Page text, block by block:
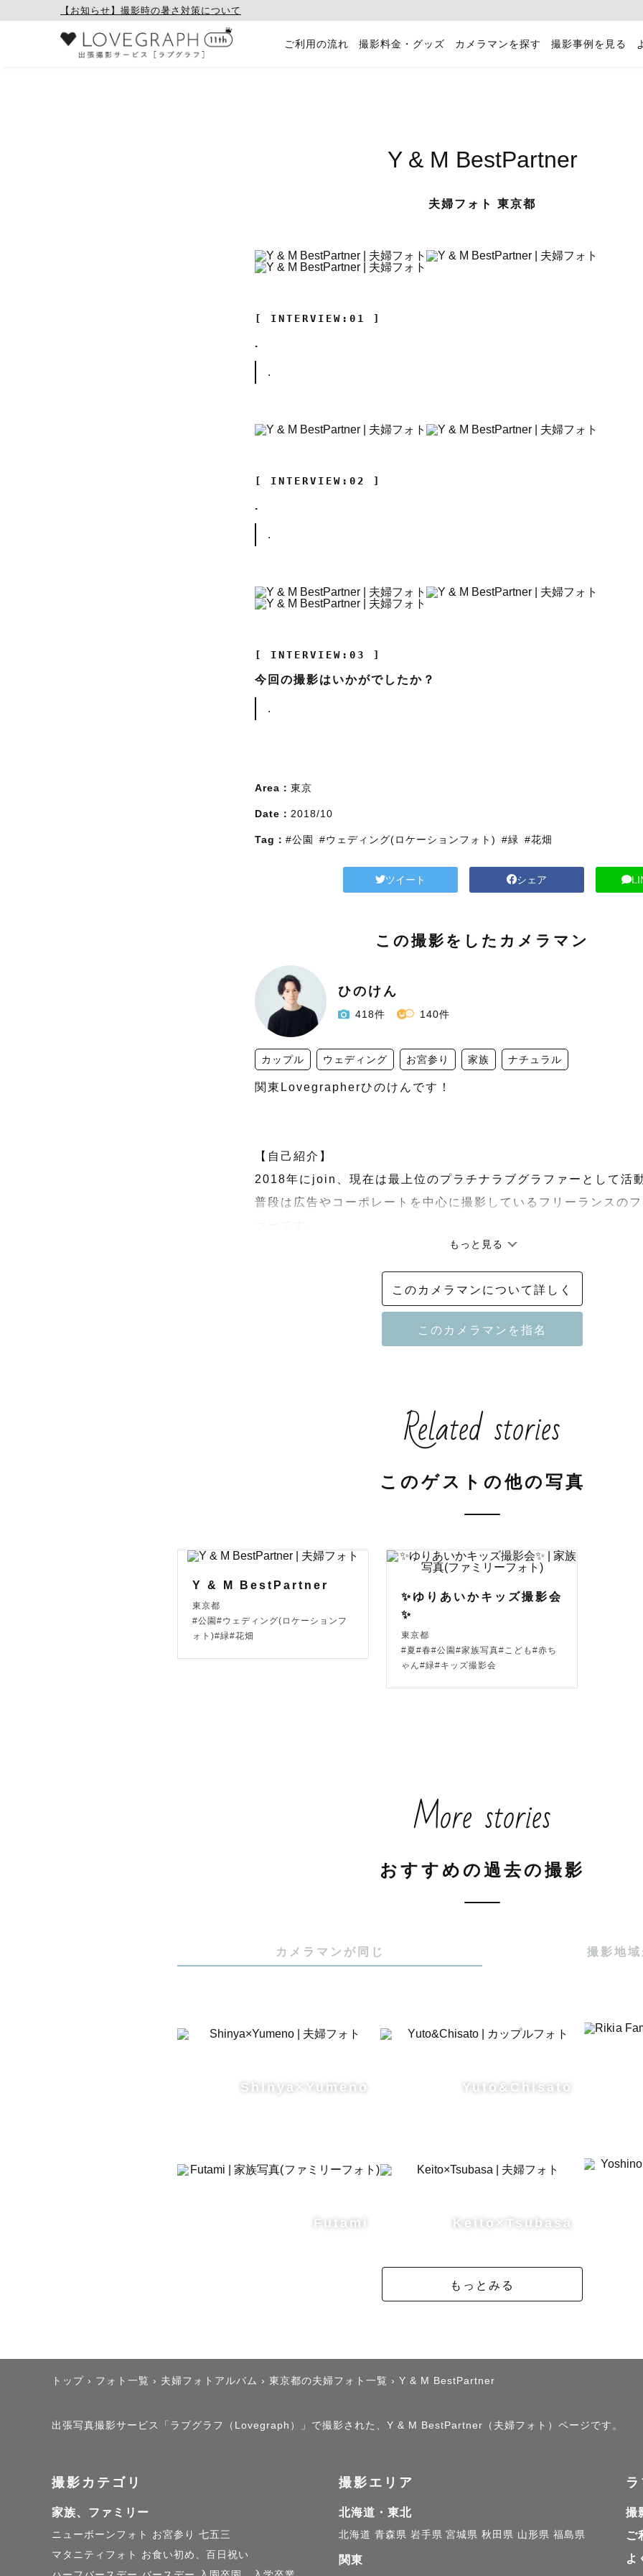
【お知らせ】撮影時の暑さ対策について
ご利用の流れ 撮影料金・グッズ カメラマンを探す 撮影事例を見る
Y & M BestPartner
夫婦フォト 東京都
[ INTERVIEW:01 ]
.
.
[ INTERVIEW:02 ]
.
.
[ INTERVIEW:03 ]
今回の撮影はいかがでしたか？
.
Area： 東京
Date： 2018/10
Tag： #公園 #ウェディング(ロケーションフォト) #緑 #花畑
ツイート シェア
この撮影をしたカメラマン
ひのけん
418件 140件
カップル ウェディング お宮参り 家族 ナチュラル
関東Lovegrapherひのけんです！
【自己紹介】
2018年にjoin、現在は最上位のプラチナラブグラファーとして活動
普段は広告やコーポレートを中心に撮影しているフリーランスの
ラブグラフでの撮影件数は300件を超え、レビューも常に満点をい
特に企業撮影はサービス開始以降、常にトップの撮影実績を重ねて
※広告や企業撮影に関しては別途ポートフォリオのご用意がありま
普段はフリーのフォトグラファーとして広告やファッション、アー
セミナー講師も担当しています。
験があります。
ラブグラフでも依頼者側として何度か撮影を経験しているので、ご
く皆様に少しでも寄り添ったご提案や撮影ができると自負しており
APA award 2023 にて準グランプリとなるAPA特選賞受賞
ヒストリ部門トップとしてヒストリ賞を3年連続受賞
APA award2023 東京都写真美術館
将来見返してもずっと大切にしていけるよう、極端な色変換や加工
その他ご要望に合わせてフィルムや映画調に撮影、整えることも
ただ撮るだけでなく、振り返って笑顔になれるようなお写真と1日
撮影可能エリアについてはなるべく交通費のかからないよう選定し
通費を踏まえての全国出張可能です。
※夜景やイルミネーション、スタジオライティング等の撮影も可
軽にご相談ください。
もっと見る
このカメラマンについて詳しく
Related stories
このゲストの他の写真
Y & M BestPartner
東京都
#公園#ウェディング(ロケーションフ
ォト)#緑#花畑
✨ゆりあいかキッズ撮影会
✨
東京都
#夏#春#公園#家族写真#こども#赤ち
ゃん#緑#キッズ撮影会
More stories
おすすめの過去の撮影
カメラマンが同じ 撮影地域
Shinya×Yumeno Yuto&Chisato
Futami Keito×Tsubasa
もっとみる
トップ › フォト一覧 › 夫婦フォトアルバム › 東京都の夫婦フォト一覧 › Y & M BestPartner
出張写真撮影サービス「ラブグラフ（Lovegraph）」で撮影された、Y & M BestPartner（夫婦フォト）ページです。
撮影カテゴリ
家族、ファミリー
ニューボーンフォト お宮参り 七五三
マタニティフォト
お食い初め、百日祝い
撮影エリア
北海道・東北
北海道 青森県 岩手県 宮城県 秋田県 山形県 福島県
関東
撮
ご
よ